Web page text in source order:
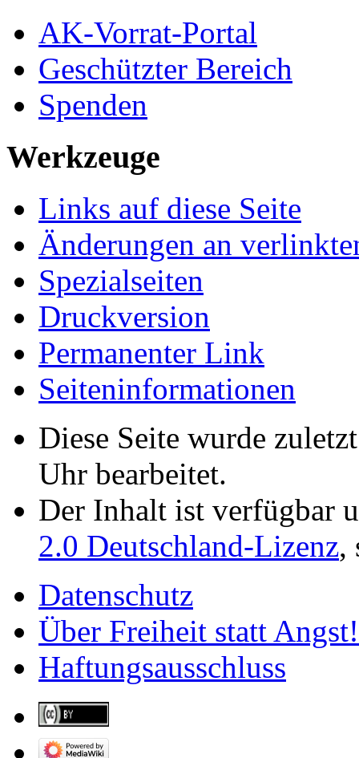
AK-Vorrat-Portal
Geschützter Bereich
Spenden
Werkzeuge
Links auf diese Seite
Änderungen an
Spezialseiten
Druckversion
Permanenter Link
Seiten­­informationen
Diese Seite wurde
Uhr bearbeitet.
Der Inhalt ist verfügbar
2.0 Deutschland-Lizenz,
Datenschutz
Über Freiheit statt Angst!
Haftungsausschluss